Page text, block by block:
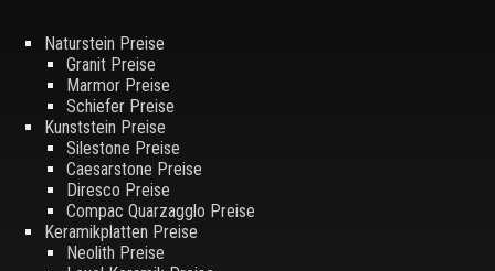
Naturstein Preise
Granit Preise
Marmor Preise
Schiefer Preise
Kunststein Preise
Silestone Preise
Caesarstone Preise
Diresco Preise
Compac Quarzagglo Preise
Keramikplatten Preise
Neolith Preise